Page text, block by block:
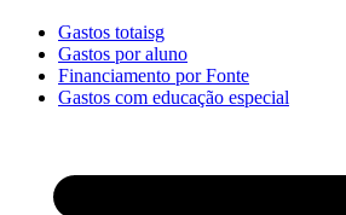
Gastos totaisg
Gastos por aluno
Financiamento por Fonte
Gastos com educação especial